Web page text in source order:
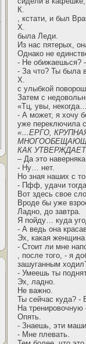
К.
, кстати, и был
Х.
была Леди.
Из нас пятерых,
Однако не
- Не обижаешься?
- За что? Ты была
Х.
с улыбкой
Затем с
«Тц, увы,
- А может, я хочу
уже переключила
«…ЕРГО,
КАК
– Да это
- Ну… нет.
Но зная наших с
- Пфф, удачи
Вот здесь свое
Вроде бы уже
Ладно, до завтра.
Я пойду… куда
- А ведь она
Эх, какая
- Стоит ли мне
, после того, - я
зашуганным
- Умеешь ты
Эх, ладно.
Не важно.
Ты сейчас куда? -
На тренировочную
Опять.
- Знаешь, эти
- Мне плевать.